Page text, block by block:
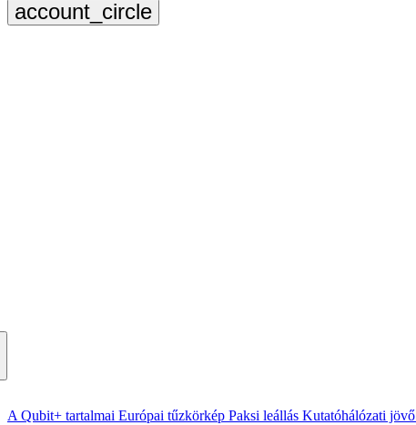
A Qubit+ tartalmai Európai tűzkörkép Paksi leállás Kutatóhálózati jövő